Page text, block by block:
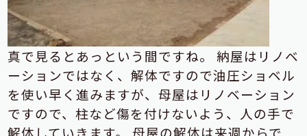
真で見るとあっという間ですね。
納屋はリノベ
ーションではなく、解体ですので油圧ショベル
を使い早く進みますが、母屋はリノベーション
ですので、柱など傷を付けないよう、
人の手で